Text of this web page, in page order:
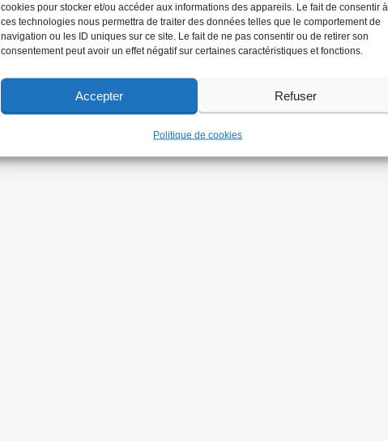
cookies pour stocker et/ou accéder aux informations des appareils. Le fait de consentir à
ces technologies nous permettra de traiter des données telles que le comportement de
navigation ou les ID uniques sur ce site. Le fait de ne pas consentir ou de retirer son
consentement peut avoir un effet négatif sur certaines caractéristiques et fonctions.
Accepter Refuser
Politique de cookies
Revue de presse
Mots-clés
Abaca Press